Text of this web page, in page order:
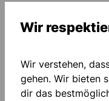
Zum Merkzettel
Wir
Wir verstehen,
gehen. Wir bieten
dir das